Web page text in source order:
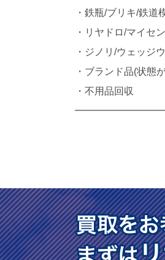
・鉄瓶/ブリキ/鉄道
・リヤドロ/マイセ
・ジノリ/ウェッジ
・ブランド品(状態
・不用品回収